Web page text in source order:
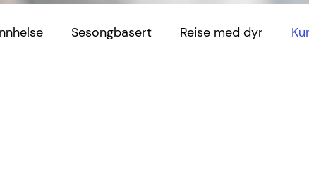
Sesongbasert Reise med dyr